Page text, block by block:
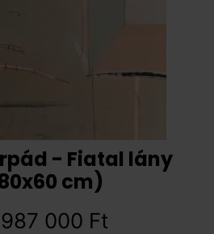
- Fiatal lány
cm)
000 Ft